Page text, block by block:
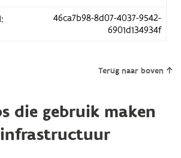
46ca7b98-8d07-4037-9542-
6901d134934f
Terug naar boven
die gebruik maken